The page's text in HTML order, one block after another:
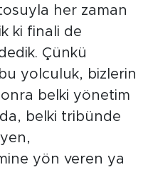
her zaman
ki finali de
Çünkü
yolculuk, bizlerin
belki yönetim
belki tribünde
yön veren ya